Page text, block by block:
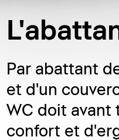
Par abattant
et d'un
WC doit avant
confort et